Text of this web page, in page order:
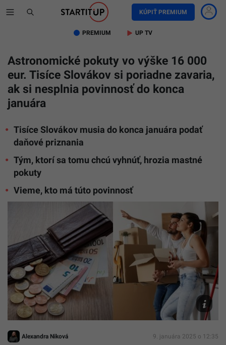
KÚPIŤ PREMIUM
PREMIUM UP TV
Astronomické pokuty vo výške 16 000
eur. Tisíce Slovákov si poriadne zavaria,
ak si nesplnia povinnosť do konca
januára
Tisíce Slovákov musia do konca januára podať
daňové priznania
Tým, ktorí sa tomu chcú vyhnúť, hrozia mastné
pokuty
Vieme, kto má túto povinnosť
obrázok
CANVA
Alexandra Niková 9. januára 2025 o 12:35